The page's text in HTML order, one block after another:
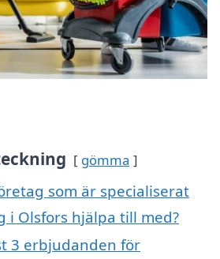
gömma
som är specialiserat
i Olsfors hjälpa till med?
3 erbjudanden för